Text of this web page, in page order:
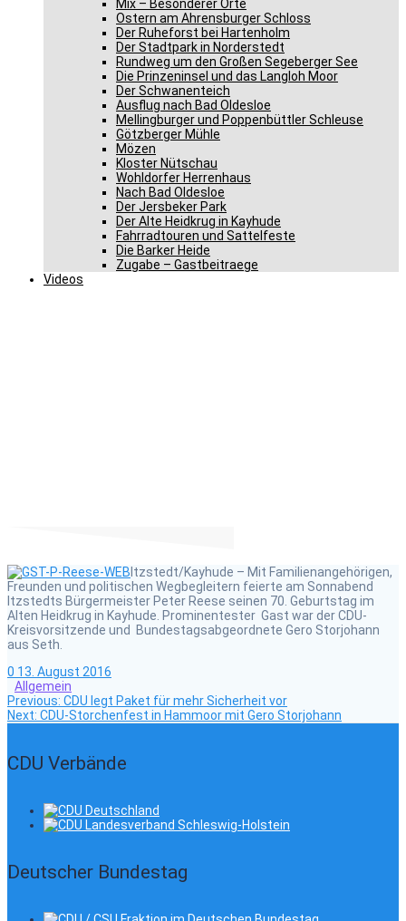
Mix – Besonderer Orte
Ostern am Ahrensburger Schloss
Der Ruheforst bei Hartenholm
Der Stadtpark in Norderstedt
Rundweg um den Großen Segeberger See
Die Prinzeninsel und das Langloh Moor
Der Schwanenteich
Ausflug nach Bad Oldesloe
Mellingburger und Poppenbüttler Schleuse
Götzberger Mühle
Mözen
Kloster Nütschau
Wohldorfer Herrenhaus
Nach Bad Oldesloe
Der Jersbeker Park
Der Alte Heidkrug in Kayhude
Fahrradtouren und Sattelfeste
Die Barker Heide
Zugabe – Gastbeitraege
Videos
Itzstedt/Kayhude – Mit Familienangehörigen,
Freunden und politischen Wegbegleitern feierte am Sonnabend
Itzstedts Bürgermeister Peter Reese seinen 70. Geburtstag im
Alten Heidkrug in Kayhude. Prominentester Gast war der CDU-
Kreisvorsitzende und Bundestagsabgeordnete Gero Storjohann
aus Seth.
0 13. August 2016
Allgemein
Beitragsnavigation
Previous: Previous
post:
CDU legt Paket für mehr Sicherheit vor
Next: Next
CDU-Storchenfest in Hammoor mit Gero Storjohann
CDU Verbände
Deutscher Bundestag